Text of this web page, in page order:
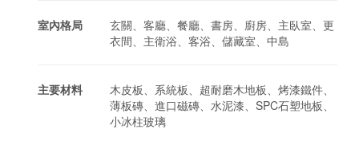
室內格局
玄關、客廳、餐廳、書房、廚房、主臥室、更
衣間、主衛浴、客浴、儲藏室、中島
主要材料
木皮板、系統板、超耐磨木地板、烤漆鐵件、
薄板磚、進口磁磚、水泥漆、SPC石塑地板、
小冰柱玻璃